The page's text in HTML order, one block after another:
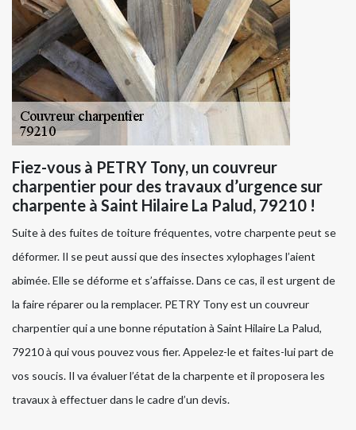
Fiez-vous à PETRY Tony, un couvreur
charpentier pour des travaux d’urgence sur
charpente à Saint Hilaire La Palud, 79210 !
Suite à des fuites de toiture fréquentes, votre charpente peut se
déformer. Il se peut aussi que des insectes xylophages l’aient
abimée. Elle se déforme et s’affaisse. Dans ce cas, il est urgent de
la faire réparer ou la remplacer. PETRY Tony est un couvreur
charpentier qui a une bonne réputation à Saint Hilaire La Palud,
79210 à qui vous pouvez vous fier. Appelez-le et faites-lui part de
vos soucis. Il va évaluer l’état de la charpente et il proposera les
travaux à effectuer dans le cadre d’un devis.